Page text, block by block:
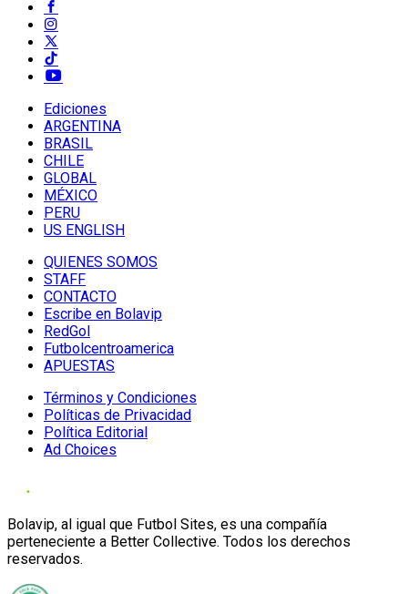
Ediciones
ARGENTINA
BRASIL
CHILE
GLOBAL
MÉXICO
PERU
US ENGLISH
QUIENES SOMOS
STAFF
CONTACTO
Escribe en Bolavip
RedGol
Futbolcentroamerica
APUESTAS
Términos y Condiciones
Políticas de Privacidad
Política Editorial
Ad Choices
Bolavip, al igual que Futbol Sites, es una compañía
perteneciente a Better Collective. Todos los derechos
reservados.